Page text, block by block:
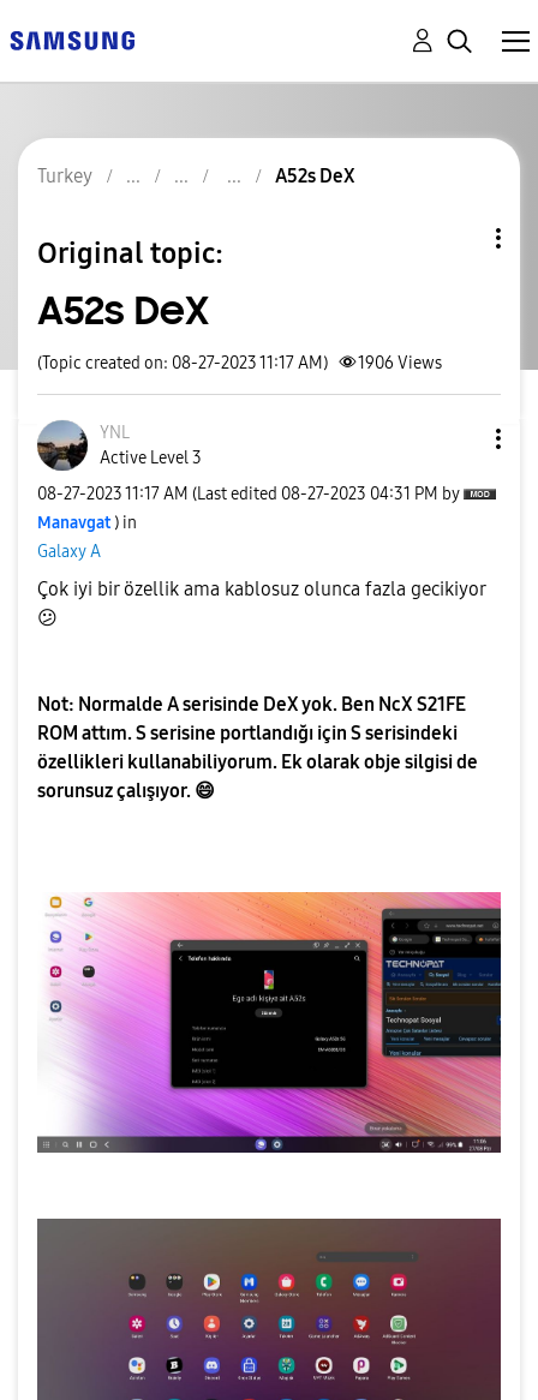
Turkey A52s DeX
Original topic:
A52s DeX
(Topic created on: 08-27-2023 11:17 AM) 1906 Views
YNL
Active Level 3
‎08-27-202311:17 AM (Last edited ‎08-27-2023 04:31 PM by
Manavgat ) in
Galaxy A
Çok iyi bir özellik ama kablosuz olunca fazla gecikiyor
😕
Not: Normalde A serisinde DeX yok. Ben NcX S21FE
ROM attım. S serisine portlandığı için S serisindeki
özellikleri kullanabiliyorum. Ek olarak obje silgisi de
sorunsuz çalışıyor. 😄